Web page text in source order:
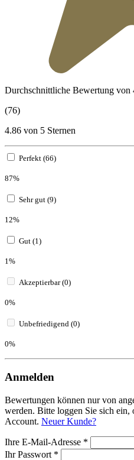
Durchschnittliche Bewertung von
(76)
4.86 von 5 Sternen
Perfekt (66)
87%
Sehr gut (9)
12%
Gut (1)
1%
Akzeptierbar (0)
0%
Unbefriedigend (0)
0%
Anmelden
Bewertungen können nur von
werden. Bitte loggen Sie sich ein,
Account. Neuer Kunde?
Ihre E-Mail-Adresse *
Ihr Passwort *